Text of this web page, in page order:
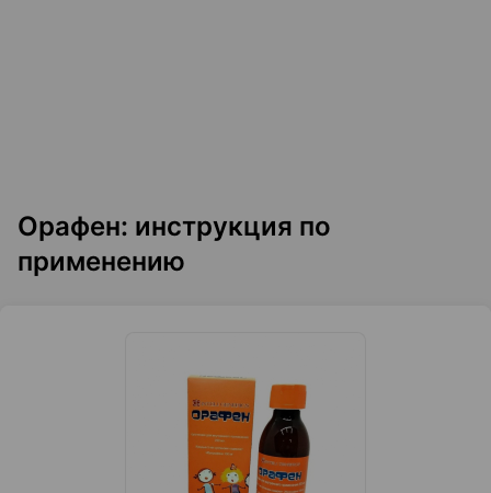
Орафен: инструкция по
применению